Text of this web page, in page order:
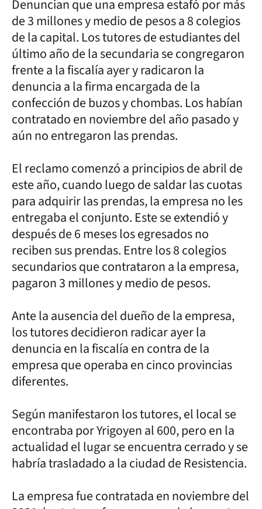
Denuncian que una empresa estafó por más
de 3 millones y medio de pesos a 8 colegios
de la capital. Los tutores de estudiantes del
último año de la secundaria se congregaron
frente a la fiscalía ayer y radicaron la
denuncia a la firma encargada de la
confección de buzos y chombas. Los habían
contratado en noviembre del año pasado y
aún no entregaron las prendas.
El reclamo comenzó a principios de abril de
este año, cuando luego de saldar las cuotas
para adquirir las prendas, la empresa no les
entregaba el conjunto. Este se extendió y
después de 6 meses los egresados no
reciben sus prendas. Entre los 8 colegios
secundarios que contrataron a la empresa,
pagaron 3 millones y medio de pesos.
Ante la ausencia del dueño de la empresa,
los tutores decidieron radicar ayer la
denuncia en la fiscalía en contra de la
empresa que operaba en cinco provincias
diferentes.
Según manifestaron los tutores, el local se
encontraba por Yrigoyen al 600, pero en la
actualidad el lugar se encuentra cerrado y se
habría trasladado a la ciudad de Resistencia.
La empresa fue contratada en noviembre del